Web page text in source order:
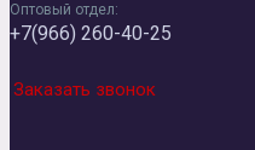
Оптовый отдел:
+7(966) 260-40-25
Заказать звонок